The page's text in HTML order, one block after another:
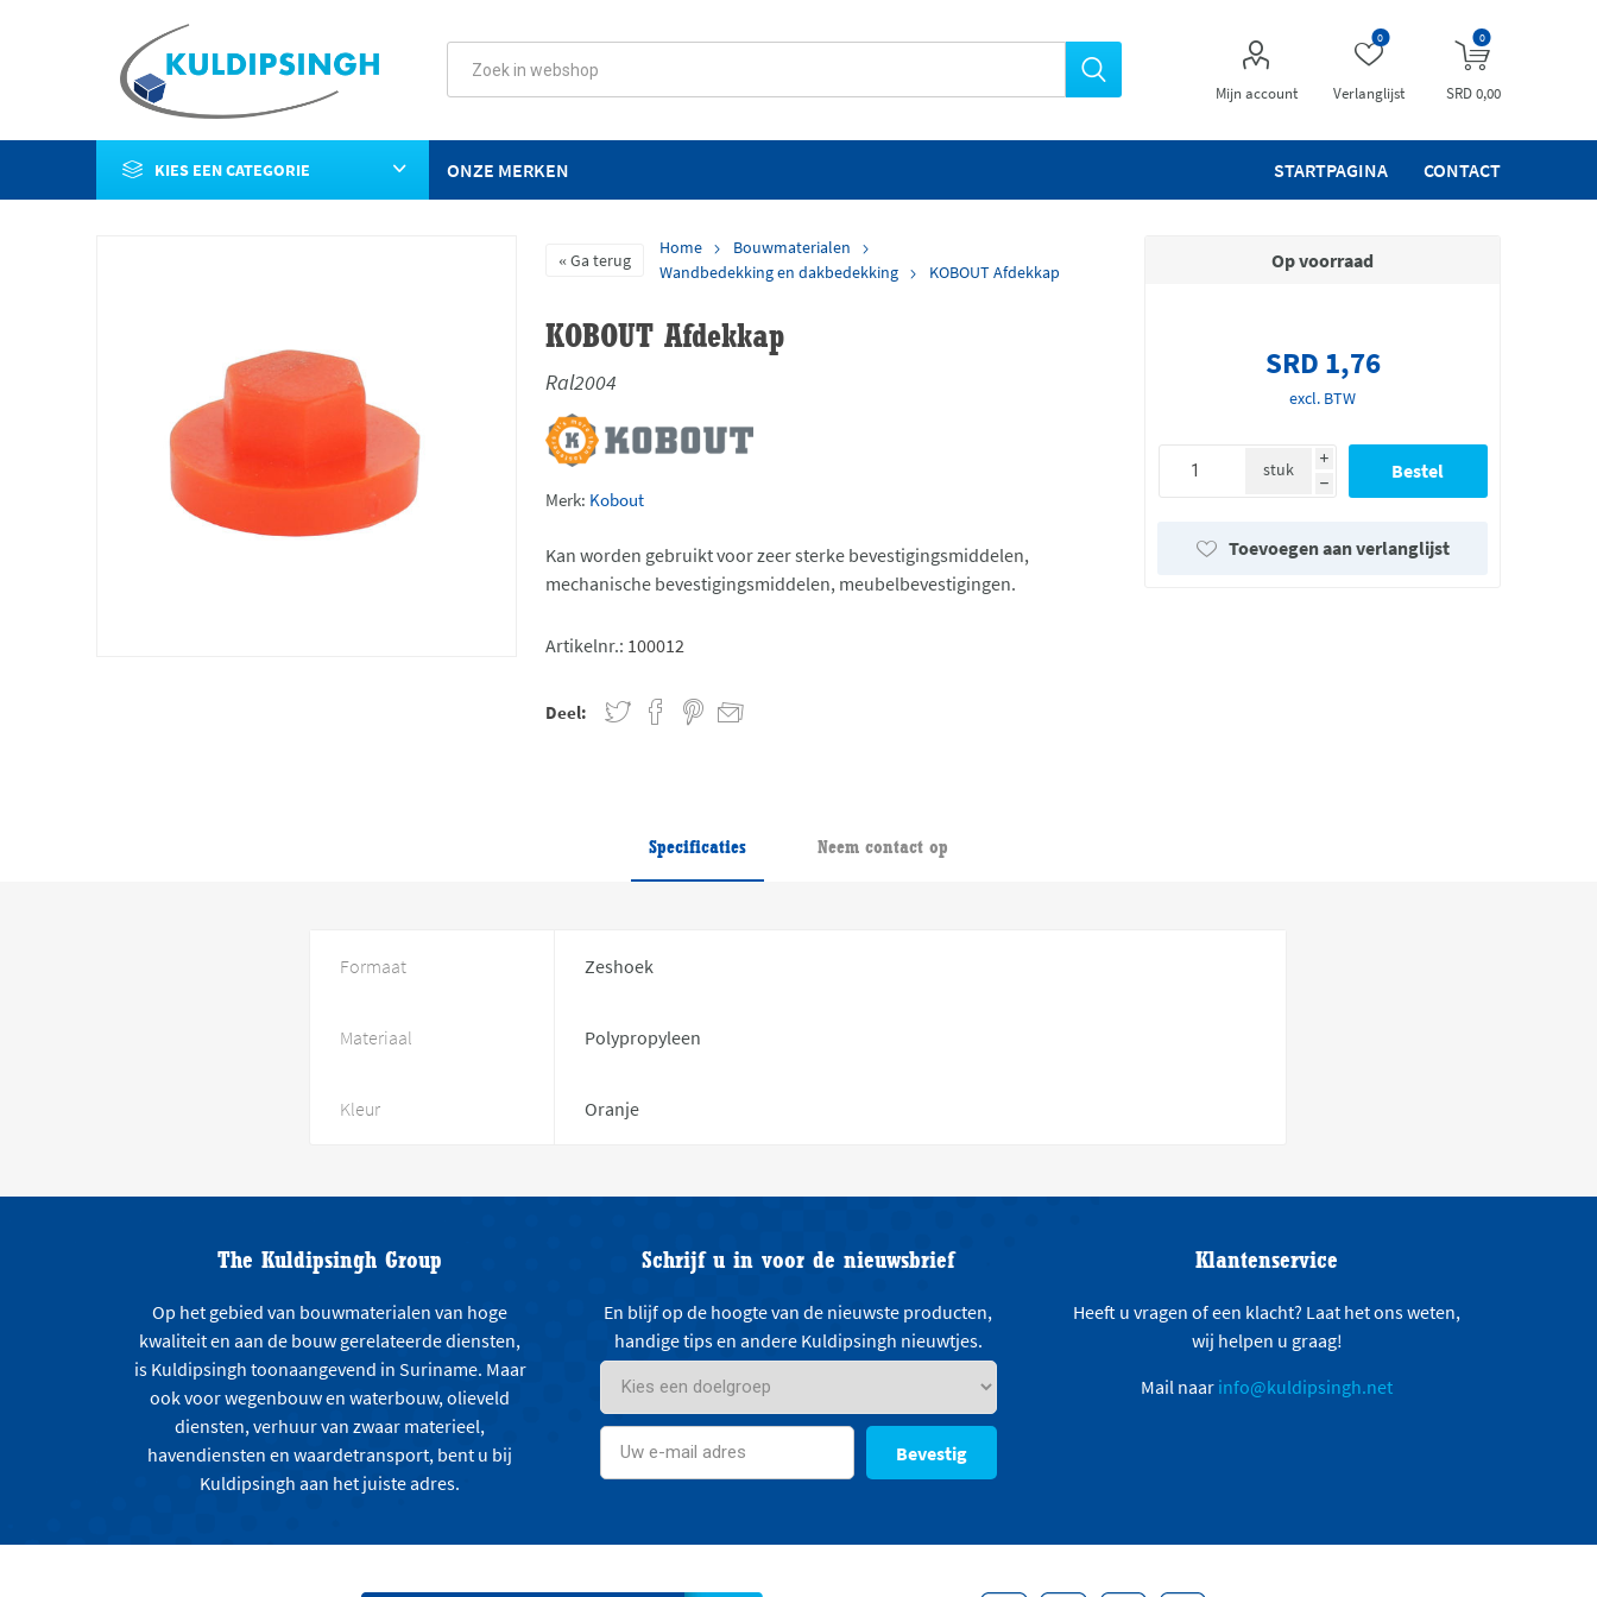
Mijn account Verlanglijst
0 0
SRD 0,00
KIES EEN CATEGORIE STARTPAGINA CONTACT
ONZE MERKEN
Ga terug
Home
Bouwmaterialen
Wandbedekking en dakbedekking
KOBOUT Afdekkap
KOBOUT Afdekkap
Ral2004
Merk: Kobout
Kan worden gebruikt voor zeer sterke bevestigingsmiddelen,
mechanische bevestigingsmiddelen, meubelbevestigingen.
Artikelnr.: 100012
Deel:
Op voorraad
SRD 1,76
excl. BTW
i
h
stuk
Toevoegen aan verlanglijst
Specificaties Neem contact op
Formaat Zeshoek
Materiaal Polypropyleen
Kleur Oranje
The Kuldipsingh Group
Op het gebied van bouwmaterialen van hoge
kwaliteit en aan de bouw gerelateerde diensten,
is Kuldipsingh toonaangevend in Suriname. Maar
ook voor wegenbouw en waterbouw, olieveld
diensten, verhuur van zwaar materieel,
havendiensten en waardetransport, bent u bij
Kuldipsingh aan het juiste adres.
Schrijf u in voor de nieuwsbrief
En blijf op de hoogte van de nieuwste producten,
handige tips en andere Kuldipsingh nieuwtjes.
Bevestig
Klantenservice
Heeft u vragen of een klacht? Laat het ons weten,
wij helpen u graag!
Mail naar info@kuldipsingh.net